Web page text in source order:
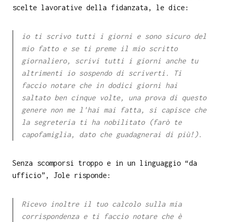
scelte lavorative della fidanzata, le dice:
io ti scrivo tutti i giorni e sono sicuro del
mio fatto e se ti preme il mio scritto
giornaliero, scrivi tutti i giorni anche tu
altrimenti io sospendo di scriverti. Ti
faccio notare che in dodici giorni hai
saltato ben cinque volte, una prova di questo
genere non me l'hai mai fatta, si capisce che
la segreteria ti ha nobilitato (farò te
capofamiglia, dato che guadagnerai di più!).
Senza scomporsi troppo e in un linguaggio “da
ufficio”, Jole risponde:
Ricevo inoltre il tuo calcolo sulla mia
corrispondenza e ti faccio notare che è